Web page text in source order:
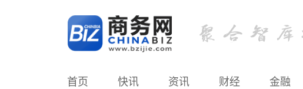
首页 快讯 资讯 财经 金融